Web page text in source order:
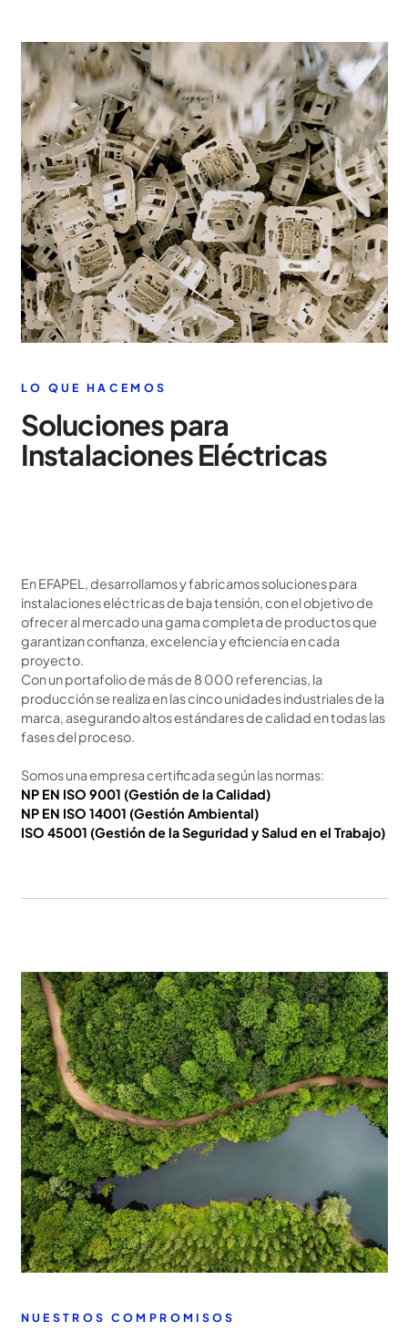
LO QUE HACEMOS
Soluciones para
Instalaciones Eléctricas
En EFAPEL, desarrollamos y fabricamos soluciones para
instalaciones eléctricas de baja tensión, con el objetivo de
ofrecer al mercado una gama completa de productos que
garantizan confianza, excelencia y eficiencia en cada
proyecto.
Con un portafolio de más de 8 000 referencias, la
producción se realiza en las cinco unidades industriales de la
marca, asegurando altos estándares de calidad en todas las
fases del proceso.
Somos una empresa certificada según las normas:
NP EN ISO 9001 (Gestión de la Calidad)
NP EN ISO 14001 (Gestión Ambiental)
ISO 45001 (Gestión de la Seguridad y Salud en el Trabajo)
NUESTROS COMPROMISOS